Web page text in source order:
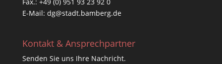
E-Mail: dg@stadt.bamberg.de
Kontakt & Ansprechpartner
Senden Sie uns Ihre Nachricht.